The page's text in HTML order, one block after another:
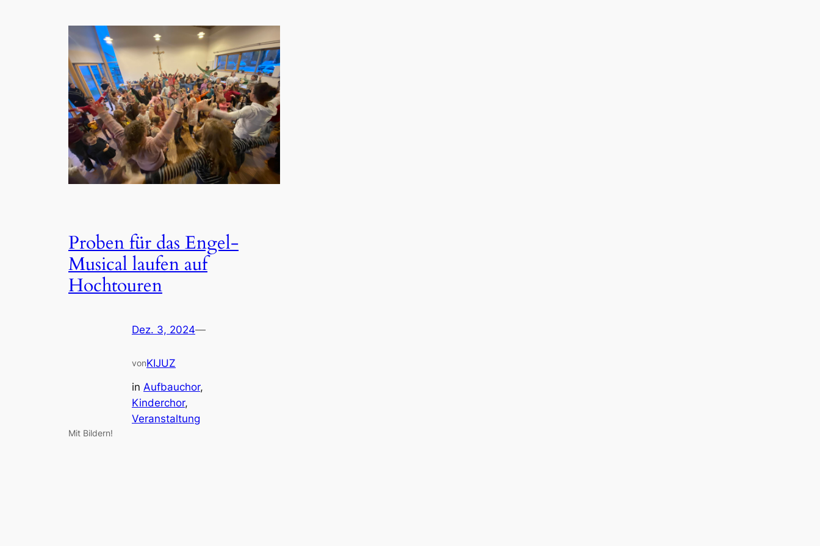
Proben für das Engel-
Musical laufen auf
Hochtouren
Dez. 3, 2024—
vonKIJUZ
in Aufbauchor
Kinderchor
Veranstaltung
Mit Bildern!